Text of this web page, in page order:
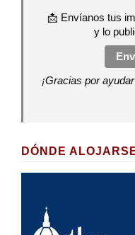
📩 Envíanos tus
y lo
¡Gracias por
DÓNDE